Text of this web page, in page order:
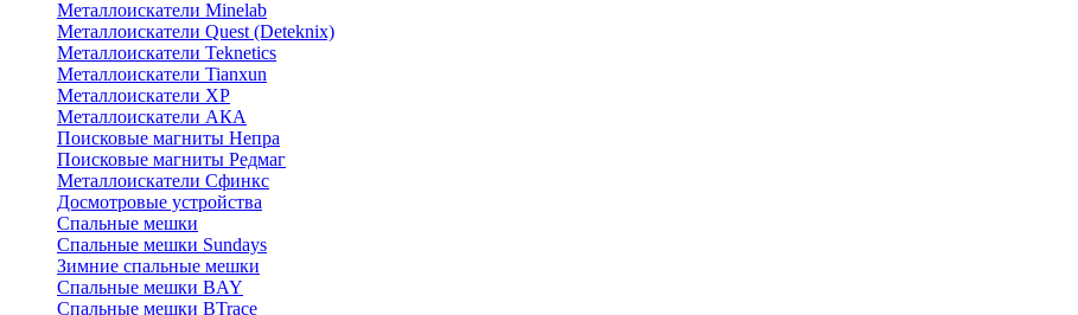
Металлоискатели Minelab
Металлоискатели Quest (Deteknix)
Металлоискатели Teknetics
Металлоискатели Tianxun
Металлоискатели XP
Металлоискатели АКА
Поисковые магниты Непра
Поисковые магниты Редмаг
Металлоискатели Сфинкс
Досмотровые устройства
Спальные мешки
Спальные мешки Sundays
Зимние спальные мешки
Спальные мешки BAY
Спальные мешки BTrace